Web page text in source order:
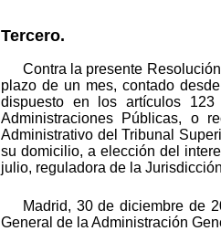
Tercero.
Contra la presente
plazo de un mes, contado
dispuesto en los artículos
Administraciones Públicas, o
Administrativo del Tribunal
su domicilio, a elección del
julio, reguladora de la
Madrid, 30 de diciembre de
General de la Administración